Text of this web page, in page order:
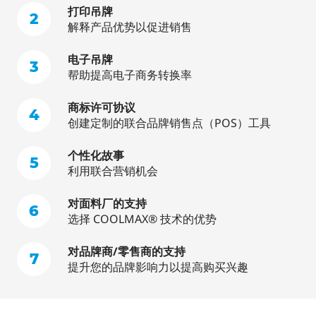
2
打印吊牌
解释产品优势以促进销售
3
电子吊牌
帮助提高电子商务转换率
4
商标许可协议
创建定制的联合品牌销售点（POS）工具
5
个性化故事
利用联合营销机会
6
对面料厂的支持
选择 COOLMAX® 技术的优势
7
对品牌商/零售商的支持
提升您的品牌影响力以提高购买兴趣